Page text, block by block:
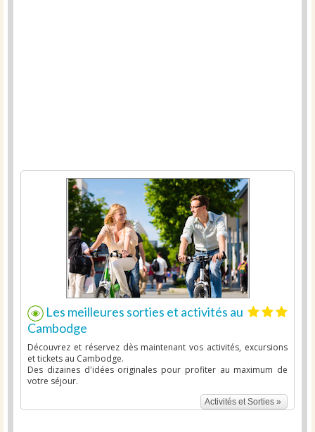
Les meilleures sorties et activités au
Cambodge
Découvrez et réservez dès maintenant vos activités, excursions
et tickets au Cambodge.
Des dizaines d'idées originales pour profiter au maximum de
votre séjour.
Activités et Sorties »